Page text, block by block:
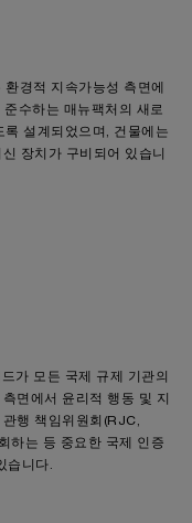
경적 지속가능성 측면에
수하는 매뉴팩처의 새로
설계되었으며, 건물에는
장치가 구비되어 있습니
가 모든 국제 규제 기관의
면에서 윤리적 행동 및 지
행 책임위원회(RJC,
는 등 중요한 국제 인증
습니다.